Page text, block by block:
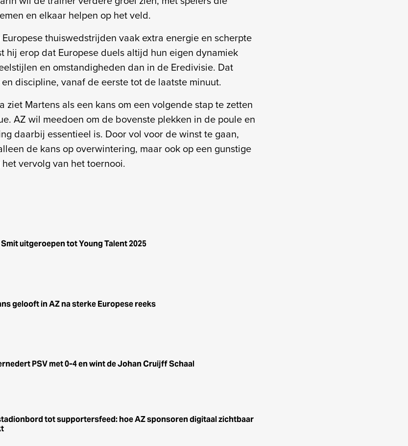
en elkaar helpen op het veld.
thuiswedstrijden vaak extra energie en scherpte
hij erop dat Europese duels altijd hun eigen dynamiek
en omstandigheden dan in de Eredivisie. Dat
discipline, vanaf de eerste tot de laatste minuut.
ziet Martens als een kans om een volgende stap te zetten
AZ wil meedoen om de bovenste plekken in de poule en
daarbij essentieel is. Door vol voor de winst te gaan,
de kans op overwintering, maar ook op een gunstige
vervolg van het toernooi.
Smit uitgeroepen tot Young Talent 2025
gelooft in AZ na sterke Europese reeks
PSV met 0-4 en wint de Johan Cruijff Schaal
tot supportersfeed: hoe AZ sponsoren digitaal zichtbaar